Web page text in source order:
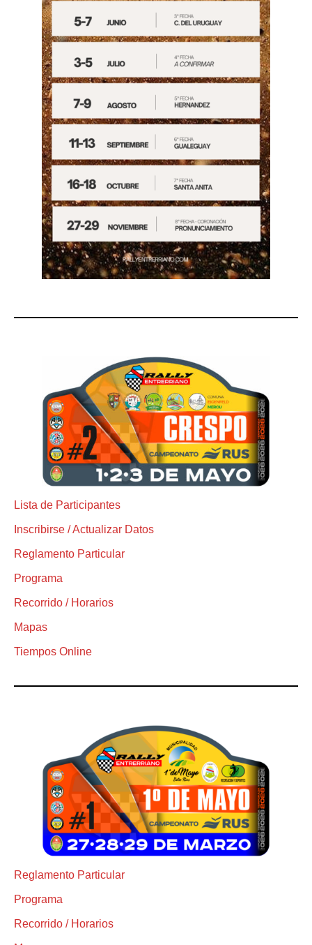
Lista de Participantes
Inscribirse / Actualizar Datos
Reglamento Particular
Programa
Recorrido / Horarios
Mapas
Tiempos Online
Reglamento Particular
Programa
Recorrido / Horarios